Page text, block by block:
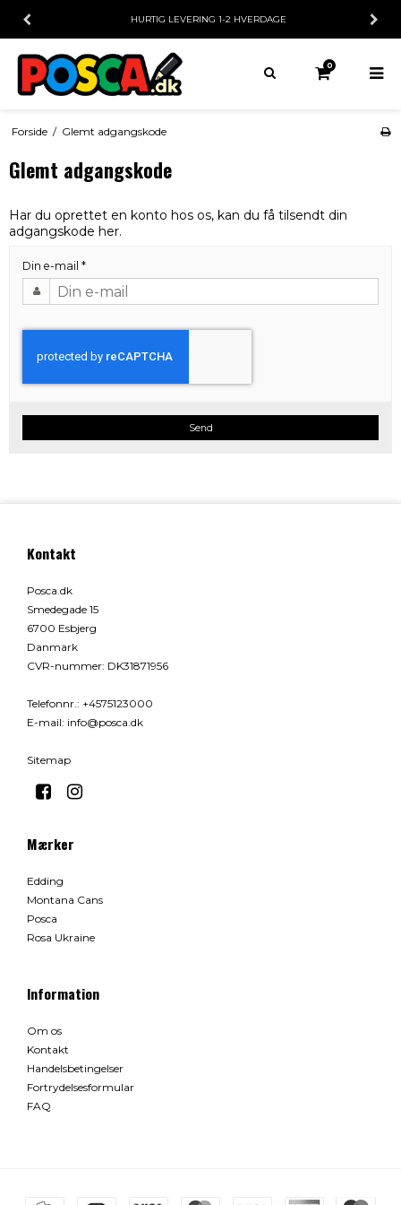
HURTIG LEVERING 1-2 HVERDAGE
0
Forside / Glemt adgangskode
Glemt adgangskode
Har du oprettet en konto hos os, kan du få tilsendt din
adgangskode her.
Din e-mail *
Send
Kontakt
Posca.dk
Smedegade 15
6700 Esbjerg
Danmark
CVR-nummer: DK31871956
Telefonnr. : +4575123000
E-mail: info@posca.dk
Sitemap
Mærker
Edding
Montana Cans
Posca
Rosa Ukraine
Information
Om os
Kontakt
Handelsbetingelser
Fortrydelsesformular
FAQ